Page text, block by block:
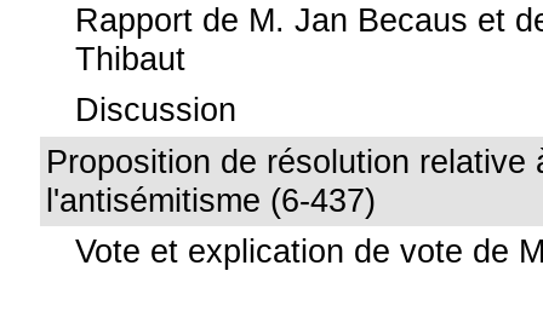
Rapport de M. Jan Becaus et
Thibaut
Discussion
Proposition de résolution relative
l'antisémitisme (6-437)
Vote et explication de vote de